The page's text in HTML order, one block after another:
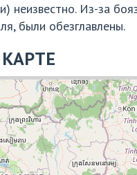
неизвестно. Из-за
были обезглавлены.